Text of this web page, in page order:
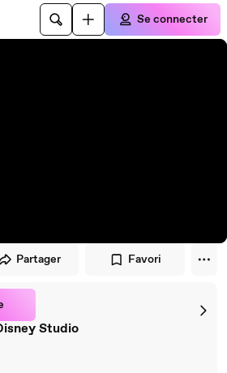
Se connecter
Partager Favori
Studio